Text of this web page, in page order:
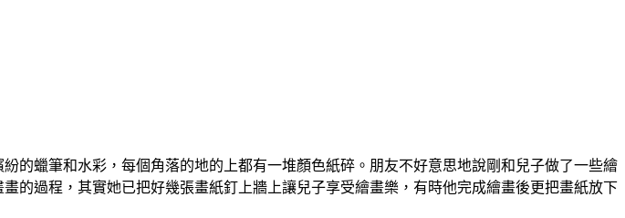
的蠟筆和水彩，每個角落的地的上都有一堆顏色紙碎。朋友不好意思地說剛和兒子做了一些繪
的過程，其實她已把好幾張畫紙釘上牆上讓兒子享受繪畫樂，有時他完成繪畫後更把畫紙放下